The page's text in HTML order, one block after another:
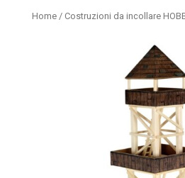
Home/ Costruzioni da incollare